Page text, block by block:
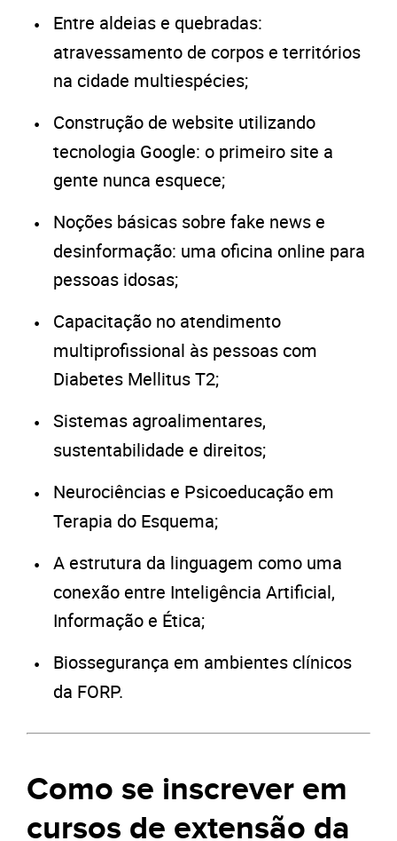
Entre aldeias e quebradas:
atravessamento de corpos e territórios
na cidade multiespécies;
Construção de website utilizando
tecnologia Google: o primeiro site a
gente nunca esquece;
Noções básicas sobre fake news e
desinformação: uma oficina online para
pessoas idosas;
Capacitação no atendimento
multiprofissional às pessoas com
Diabetes Mellitus T2;
Sistemas agroalimentares,
sustentabilidade e direitos;
Neurociências e Psicoeducação em
Terapia do Esquema;
A estrutura da linguagem como uma
conexão entre Inteligência Artificial,
Informação e Ética;
Biossegurança em ambientes clínicos
da FORP.
Como se inscrever em
cursos de extensão da